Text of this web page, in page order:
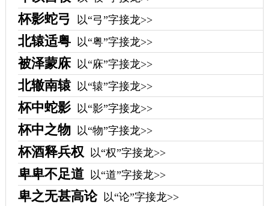
杯影蛇弓 以“弓”字接龙>>
北辕适粤 以“粤”字接龙>>
被泽蒙庥 以“庥”字接龙>>
北辙南辕 以“辕”字接龙>>
杯中蛇影 以“影”字接龙>>
杯中之物 以“物”字接龙>>
杯酒释兵权 以“权”字接龙>>
卑卑不足道 以“道”字接龙>>
卑之无甚高论 以“论”字接龙>>